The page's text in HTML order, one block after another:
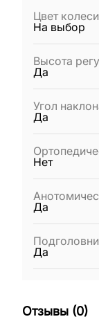
Цвет
На выбор
Высота
Да
Угол
Да
Нет
Да
Да
Отзывы (0)